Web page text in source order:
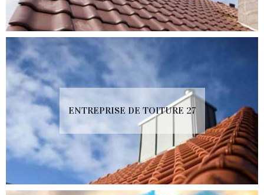
ENTREPRISE DE TOITURE 27